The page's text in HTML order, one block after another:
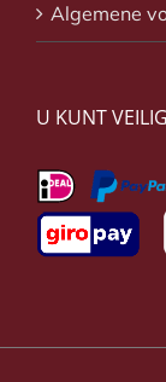
Algemene
U KUNT